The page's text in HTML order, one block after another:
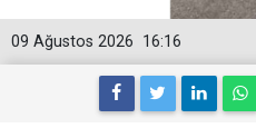
16:16
09 Ağustos 2026